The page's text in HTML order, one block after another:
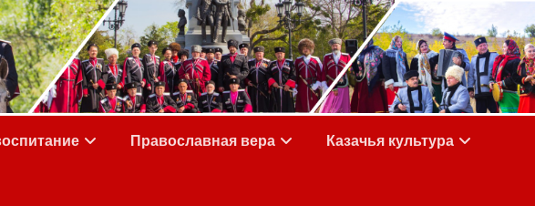
Православная вера Казачья культура